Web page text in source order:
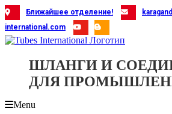
Skip
to
content
Ближайшее отделение!
international.com
ШЛАНГИ И
ДЛЯ
Menu